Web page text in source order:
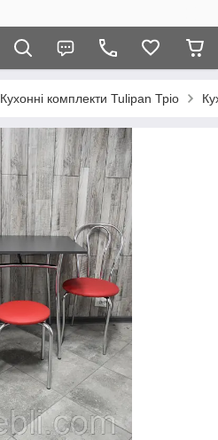
Кухонні комплекти Tulipan Тріо